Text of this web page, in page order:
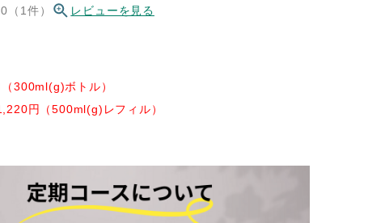
（1件） レビューを見る
300ml(g)ボトル）
円（500ml(g)レフィル）